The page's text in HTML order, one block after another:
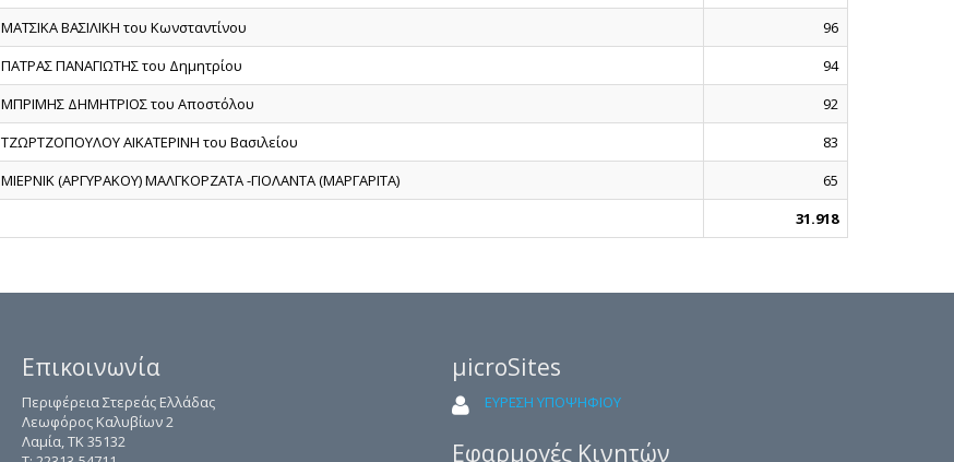
ΜΑΤΣΙΚΑ ΒΑΣΙΛΙΚΗ του Κωνσταντίνου
96
ΠΑΤΡΑΣ ΠΑΝΑΓΙΩΤΗΣ του Δημητρίου
94
ΜΠΡΙΜΗΣ ΔΗΜΗΤΡΙΟΣ του Αποστόλου
92
ΤΖΩΡΤΖΟΠΟΥΛΟΥ ΑΙΚΑΤΕΡΙΝΗ του Βασιλείου
83
ΜΙΕΡΝΙΚ (ΑΡΓΥΡΑΚΟΥ) ΜΑΛΓΚΟΡΖΑΤΑ -ΓΙΟΛΑΝΤΑ (ΜΑΡΓΑΡΙΤΑ)
65
31.918
Επικοινωνία
Περιφέρεια Στερεάς Ελλάδας
Λεωφόρος Καλυβίων 2
Λαμία, ΤΚ 35132
μicroSites
ΕΥΡΕΣΗ ΥΠΟΨΗΦΙΟΥ
Εφαρμογές Κινητών